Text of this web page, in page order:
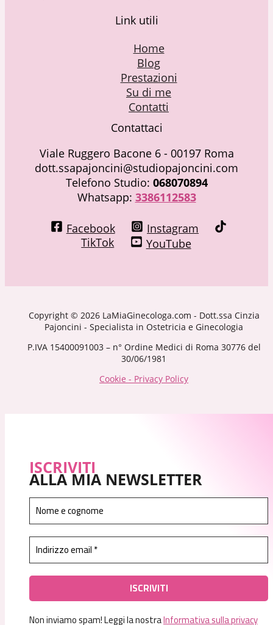
Link utili
Home
Blog
Prestazioni
Su di me
Contatti
Contattaci
Viale Ruggero Bacone 6 - 00197 Roma
dott.ssapajoncini@studiopajoncini.com
Telefono Studio: 068070894
Whatsapp: 3386112583
Facebook
Instagram
TikTok
YouTube
Copyright © 2026 LaMiaGinecologa.com - Dott.ssa Cinzia
Pajoncini - Specialista in Ostetricia e Ginecologia
P.IVA 15400091003 – n° Ordine Medici di Roma 30776 del
30/06/1981
Cookie - Privacy Policy
ISCRIVITI
ALLA MIA NEWSLETTER
Non inviamo spam! Leggi la nostraInformativa sulla privacy